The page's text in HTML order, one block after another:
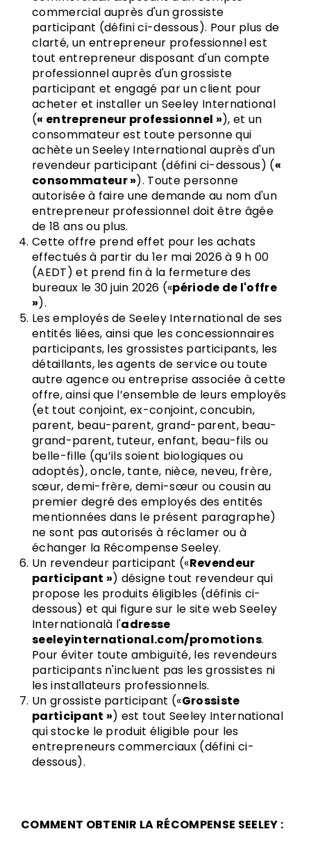
commercial auprès d'un grossiste
participant (défini ci-dessous). Pour plus de
clarté, un entrepreneur professionnel est
tout entrepreneur disposant d'un compte
professionnel auprès d'un grossiste
participant et engagé par un client pour
acheter et installer un Seeley International
(« entrepreneur professionnel »), et un
consommateur est toute personne qui
achète un Seeley International auprès d'un
revendeur participant (défini ci-dessous) («
consommateur »). Toute personne
autorisée à faire une demande au nom d'un
entrepreneur professionnel doit être âgée
de 18 ans ou plus.
Cette offre prend effet pour les achats
effectués à partir du 1er mai 2026 à 9 h 00
(AEDT) et prend fin à la fermeture des
bureaux le 30 juin 2026 («période de l'offre
»).
Les employés de Seeley International de ses
entités liées, ainsi que les concessionnaires
participants, les grossistes participants, les
détaillants, les agents de service ou toute
autre agence ou entreprise associée à cette
offre, ainsi que l’ensemble de leurs employés
(et tout conjoint, ex-conjoint, concubin,
parent, beau-parent, grand-parent, beau-
grand-parent, tuteur, enfant, beau-fils ou
belle-fille (qu’ils soient biologiques ou
adoptés), oncle, tante, nièce, neveu, frère,
sœur, demi-frère, demi-sœur ou cousin au
premier degré des employés des entités
mentionnées dans le présent paragraphe)
ne sont pas autorisés à réclamer ou à
échanger la Récompense Seeley.
Un revendeur participant («Revendeur
participant ») désigne tout revendeur qui
propose les produits éligibles (définis ci-
dessous) et qui figure sur le site web Seeley
Internationalà l'adresse
seeleyinternational.com/promotions.
Pour éviter toute ambiguïté, les revendeurs
participants n'incluent pas les grossistes ni
les installateurs professionnels.
Un grossiste participant («Grossiste
participant ») est tout Seeley International
qui stocke le produit éligible pour les
entrepreneurs commerciaux (défini ci-
dessous).
COMMENT OBTENIR LA RÉCOMPENSE SEELEY :